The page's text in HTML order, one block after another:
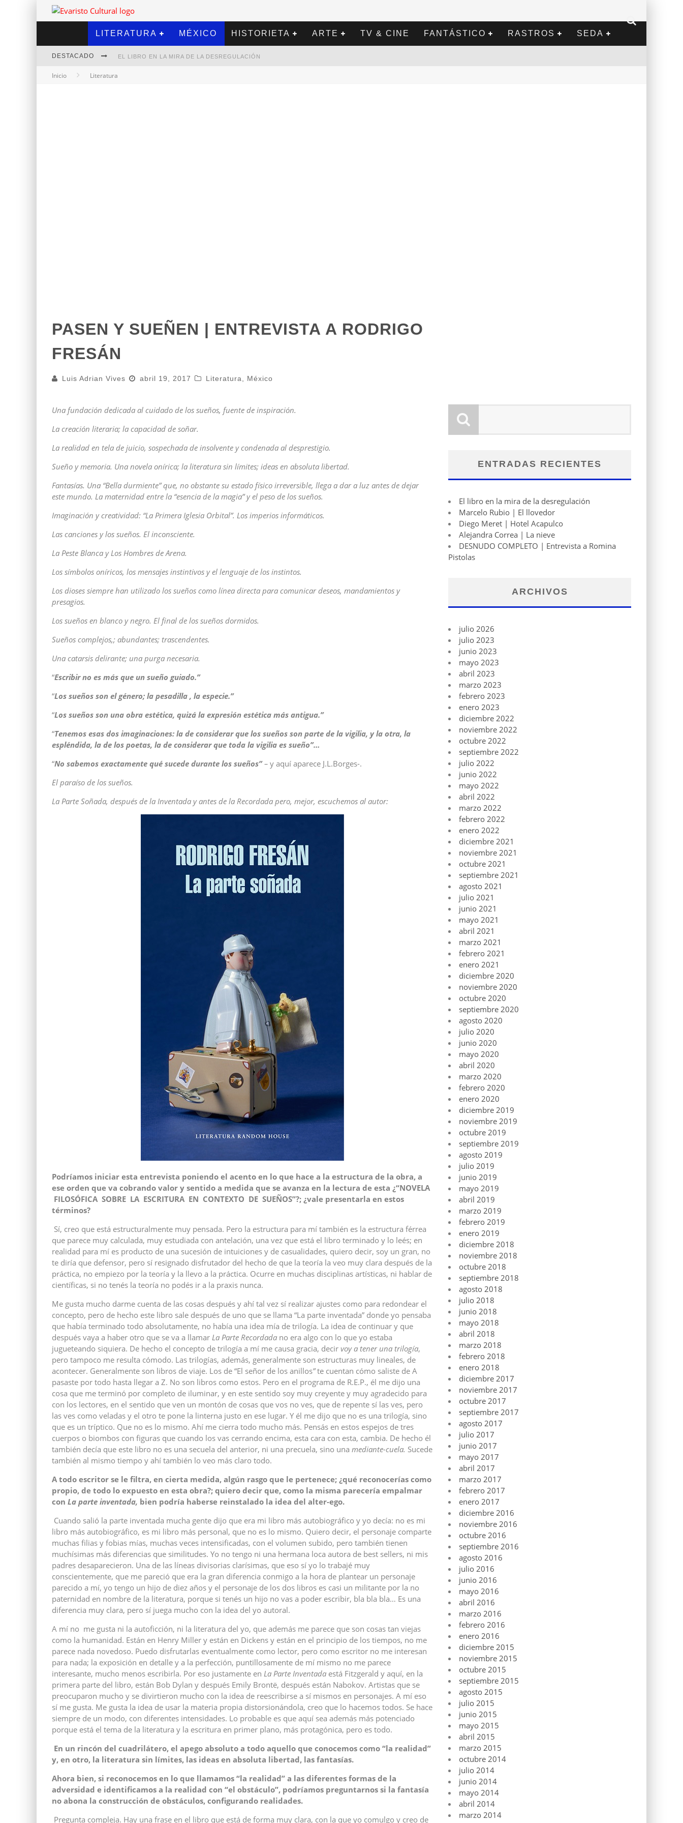
LITERATURA MÉXICO HISTORIETA ARTE TV & CINE FANTÁSTICO RASTROS SEDA
DESTACADO EL LIBRO EN LA MIRA DE LA DESREGULACIÓN
Inicio Literatura
PASEN Y SUEÑEN | ENTREVISTA A RODRIGO
FRESÁN
Luis Adrian Vives abril 19, 2017 Literatura México
Una fundación dedicada al cuidado de los sueños, fuente de inspiración.
La creación literaria; la capacidad de soñar.
La realidad en tela de juicio, sospechada de insolvente y condenada al desprestigio.
Sueño y memoria. Una novela onírica; la literatura sin límites; ideas en absoluta libertad.
Fantasías. Una “Bella durmiente” que, no obstante su estado físico irreversible, llega a dar a luz antes de dejar
este mundo. La maternidad entre la “esencia de la magia” y el peso de los sueños.
Imaginación y creatividad: “La Primera Iglesia Orbital”. Los imperios informáticos.
Las canciones y los sueños. El inconsciente.
La Peste Blanca y Los Hombres de Arena.
Los símbolos oníricos, los mensajes instintivos y el lenguaje de los instintos.
Los dioses siempre han utilizado los sueños como línea directa para comunicar deseos, mandamientos y
presagios.
Los sueños en blanco y negro. El final de los sueños dormidos.
Sueños complejos,; abundantes; trascendentes.
Una catarsis delirante; una purga necesaria.
“Escribir no es más que un sueño guiado.”
“Los sueños son el género; la pesadilla , la especie.”
“Los sueños son una obra estética, quizá la expresión estética más antigua.”
“Tenemos esas dos imaginaciones: la de considerar que los sueños son parte de la vigilia, y la otra, la
espléndida, la de los poetas, la de considerar que toda la vigilia es sueño”…
“No sabemos exactamente qué sucede durante los sueños”– y aquí aparece J.L.Borges-.
El paraíso de los sueños.
La Parte Soñada, después de la Inventada y antes de la Recordada pero, mejor, escuchemos al autor:
Podríamos iniciar esta entrevista poniendo el acento en lo que hace a la estructura de la obra, a
ese orden que va cobrando valor y sentido a medida que se avanza en la lectura de esta ¿“NOVELA
FILOSÓFICA SOBRE LA ESCRITURA EN CONTEXTO DE SUEÑOS”?; ¿vale presentarla en estos
términos?
Sí, creo que está estructuralmente muy pensada. Pero la estructura para mí también es la estructura férrea
que parece muy calculada, muy estudiada con antelación, una vez que está el libro terminado y lo leés; en
realidad para mí es producto de una sucesión de intuiciones y de casualidades, quiero decir, soy un gran, no
te diría que defensor, pero sí resignado disfrutador del hecho de que la teoría la veo muy clara después de la
práctica, no empiezo por la teoría y la llevo a la práctica. Ocurre en muchas disciplinas artísticas, ni hablar de
científicas, si no tenés la teoría no podés ir a la praxis nunca.
Me gusta mucho darme cuenta de las cosas después y ahí tal vez sí realizar ajustes como para redondear el
concepto, pero de hecho este libro sale después de uno que se llama “La parte inventada” donde yo pensaba
que había terminado todo absolutamente, no había una idea mía de trilogía. La idea de continuar y que
después vaya a haber otro que se va a llamar La Parte Recordada no era algo con lo que yo estaba
jugueteando siquiera. De hecho el concepto de trilogía a mí me causa gracia, decir voy a tener una trilogía,
pero tampoco me resulta cómodo. Las trilogías, además, generalmente son estructuras muy lineales, de
acontecer. Generalmente son libros de viaje. Los de “El señor de los anillos”te cuentan cómo saliste de A
pasaste por todo hasta llegar a Z. No son libros como estos. Pero en el programa de R.E.P., él me dijo una
cosa que me terminó por completo de iluminar, y en este sentido soy muy creyente y muy agradecido para
con los lectores, en el sentido que ven un montón de cosas que vos no ves, que de repente sí las ves, pero
las ves como veladas y el otro te pone la linterna justo en ese lugar. Y él me dijo que no es una trilogía, sino
que es un tríptico. Que no es lo mismo. Ahí me cierra todo mucho más. Pensás en estos espejos de tres
cuerpos o biombos con figuras que cuando los vas cerrando encima, esta cara con esta, cambia. De hecho él
también decía que este libro no es una secuela del anterior, ni una precuela, sino una mediante-cuela. Sucede
también al mismo tiempo y ahí también lo veo más claro todo.
A todo escritor se le filtra, en cierta medida, algún rasgo que le pertenece; ¿qué reconocerías como
propio, de todo lo expuesto en esta obra?; quiero decir que, como la misma parecería empalmar
con La parte inventada, bien podría haberse reinstalado la idea del alter-ego.
Cuando salió la parte inventada mucha gente dijo que era mi libro más autobiográfico y yo decía: no es mi
libro más autobiográfico, es mi libro más personal, que no es lo mismo. Quiero decir, el personaje comparte
muchas filias y fobias mías, muchas veces intensificadas, con el volumen subido, pero también tienen
muchísimas más diferencias que similitudes. Yo no tengo ni una hermana loca autora de best sellers, ni mis
padres desaparecieron. Una de las líneas divisorias clarísimas, que eso sí yo lo trabajé muy
conscientemente, que me pareció que era la gran diferencia conmigo a la hora de plantear un personaje
parecido a mí, yo tengo un hijo de diez años y el personaje de los dos libros es casi un militante por la no
paternidad en nombre de la literatura, porque si tenés un hijo no vas a poder escribir, bla bla bla… Es una
diferencia muy clara, pero sí juega mucho con la idea del yo autoral.
A mí no me gusta ni la autoficción, ni la literatura del yo, que además me parece que son cosas tan viejas
como la humanidad. Están en Henry Miller y están en Dickens y están en el principio de los tiempos, no me
parece nada novedoso. Puedo disfrutarlas eventualmente como lector, pero como escritor no me interesan
para nada; la exposición en detalle y a la perfección, puntillosamente de mí mismo no me parece
interesante, mucho menos escribirla. Por eso justamente en La Parte Inventada está Fitzgerald y aquí, en la
primera parte del libro, están Bob Dylan y después Emily Brontë, después están Nabokov. Artistas que se
preocuparon mucho y se divirtieron mucho con la idea de reescribirse a sí mismos en personajes. A mí eso
sí me gusta. Me gusta la idea de usar la materia propia distorsionándola, creo que lo hacemos todos. Se hace
siempre de un modo, con diferentes intensidades. Lo probable es que aquí sea además más potenciado
porque está el tema de la literatura y la escritura en primer plano, más protagónica, pero es todo.
En un rincón del cuadrilátero, el apego absoluto a todo aquello que conocemos como “la realidad”
y, en otro, la literatura sin límites, las ideas en absoluta libertad, las fantasías.
Ahora bien, si reconocemos en lo que llamamos “la realidad” a las diferentes formas de la
adversidad e identificamos a la realidad con “el obstáculo”, podríamos preguntarnos si la fantasía
no abona la construcción de obstáculos, configurando realidades.
Pregunta compleja. Hay una frase en el libro que está de forma muy clara, con la que yo comulgo y creo de
ENTRADAS RECIENTES
El libro en la mira de la desregulación
Marcelo Rubio | El llovedor
Diego Meret | Hotel Acapulco
Alejandra Correa | La nieve
DESNUDO COMPLETO | Entrevista a Romina
Pistolas
ARCHIVOS
julio 2026
julio 2023
junio 2023
mayo 2023
abril 2023
marzo 2023
febrero 2023
enero 2023
diciembre 2022
noviembre 2022
octubre 2022
septiembre 2022
julio 2022
junio 2022
mayo 2022
abril 2022
marzo 2022
febrero 2022
enero 2022
diciembre 2021
noviembre 2021
octubre 2021
septiembre 2021
agosto 2021
julio 2021
junio 2021
mayo 2021
abril 2021
marzo 2021
febrero 2021
enero 2021
diciembre 2020
noviembre 2020
octubre 2020
septiembre 2020
agosto 2020
julio 2020
junio 2020
mayo 2020
abril 2020
marzo 2020
febrero 2020
enero 2020
diciembre 2019
noviembre 2019
octubre 2019
septiembre 2019
agosto 2019
julio 2019
junio 2019
mayo 2019
abril 2019
marzo 2019
febrero 2019
enero 2019
diciembre 2018
noviembre 2018
octubre 2018
septiembre 2018
agosto 2018
julio 2018
junio 2018
mayo 2018
abril 2018
marzo 2018
febrero 2018
enero 2018
diciembre 2017
noviembre 2017
octubre 2017
septiembre 2017
agosto 2017
julio 2017
junio 2017
mayo 2017
abril 2017
marzo 2017
febrero 2017
enero 2017
diciembre 2016
noviembre 2016
octubre 2016
septiembre 2016
agosto 2016
julio 2016
junio 2016
mayo 2016
abril 2016
marzo 2016
febrero 2016
enero 2016
diciembre 2015
noviembre 2015
octubre 2015
septiembre 2015
agosto 2015
julio 2015
junio 2015
mayo 2015
abril 2015
marzo 2015
octubre 2014
julio 2014
junio 2014
mayo 2014
abril 2014
marzo 2014